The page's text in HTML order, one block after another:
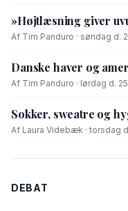
»Højtlæsning giver
Af Tim Panduro · søndag d.
Danske haver og
Af Tim Panduro · lørdag d.
Sokker, sweatre og
Af Laura Videbæk · torsdag
DEBAT